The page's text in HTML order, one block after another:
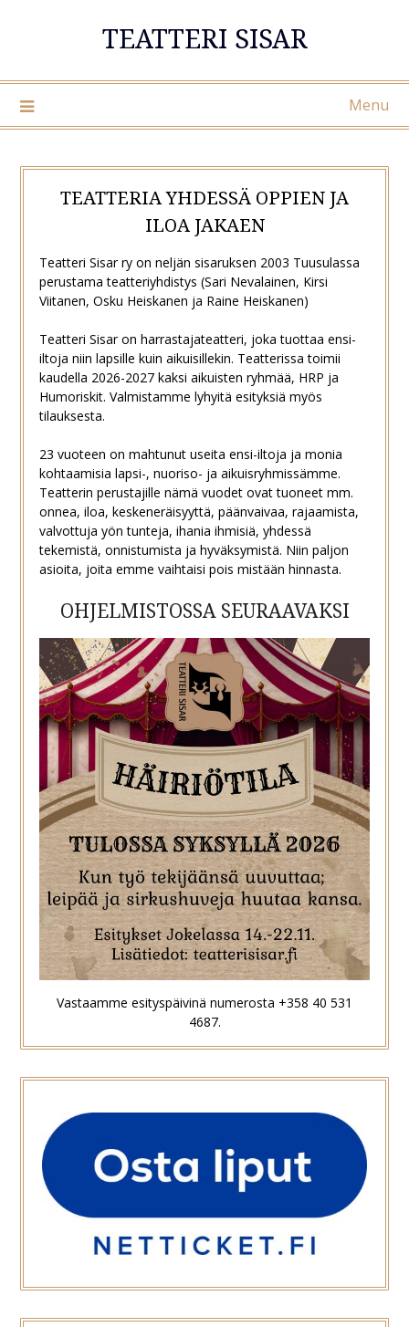
TEATTERI SISAR
Menu
TEATTERIA YHDESSÄ OPPIEN JA
ILOA JAKAEN
Teatteri Sisar ry on neljän sisaruksen 2003 Tuusulassa
perustama teatteriyhdistys (Sari Nevalainen, Kirsi
Viitanen, Osku Heiskanen ja Raine Heiskanen)
Teatteri Sisar on harrastajateatteri, joka tuottaa ensi-
iltoja niin lapsille kuin aikuisillekin. Teatterissa toimii
kaudella 2026-2027 kaksi aikuisten ryhmää, HRP ja
Humoriskit. Valmistamme lyhyitä esityksiä myös
tilauksesta.
23 vuoteen on mahtunut useita ensi-iltoja ja monia
kohtaamisia lapsi-, nuoriso- ja aikuisryhmissämme.
Teatterin perustajille nämä vuodet ovat tuoneet mm.
onnea, iloa, keskeneräisyyttä, päänvaivaa, rajaamista,
valvottuja yön tunteja, ihania ihmisiä, yhdessä
tekemistä, onnistumista ja hyväksymistä. Niin paljon
asioita, joita emme vaihtaisi pois mistään hinnasta.
OHJELMISTOSSA SEURAAVAKSI
Vastaamme esityspäivinä numerosta +358 40 531
4687.